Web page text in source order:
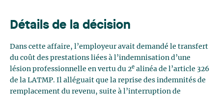
Détails de la décision
Dans cette affaire, l’employeur avait demandé le transfert
du coût des prestations liées à l’indemnisation d’une
lésion professionnelle en vertu du 2e alinéa de l’article 326
de la LATMP. Il alléguait que la reprise des indemnités de
remplacement du revenu, suite à l’interruption de